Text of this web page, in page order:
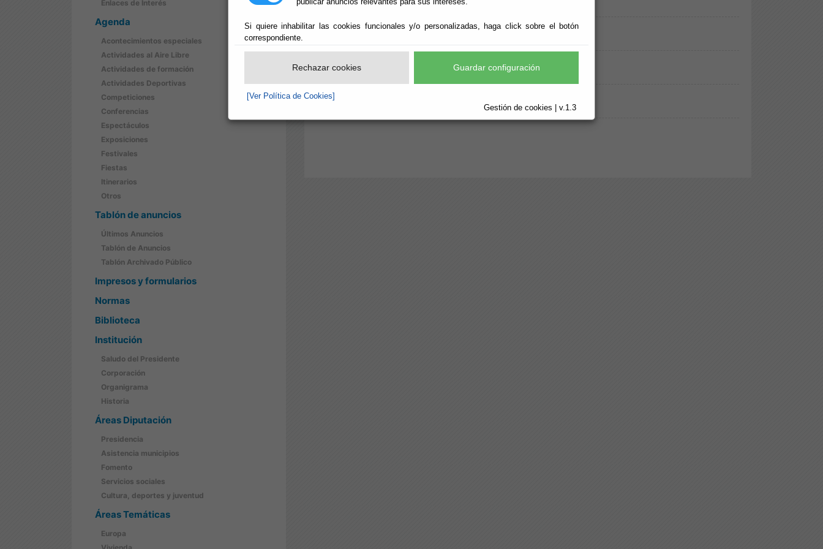
Si quiere inhabilitar las cookies funcionales y/o personalizadas, haga click sobre el botón
correspondiente.
Rechazar cookies Guardar configuración
[Ver Política de Cookies]
Gestión de cookies | v.1.3
Enlaces de Interés
Agenda
Acontecimientos especiales
Actividades al Aire Libre
Actividades de formación
Actividades Deportivas
Competiciones
Conferencias
Espectáculos
Exposiciones
Festivales
Fiestas
Itinerarios
Otros
Tablón de anuncios
Últimos Anuncios
Tablón de Anuncios
Tablón Archivado Público
Impresos y formularios
Normas
Biblioteca
Institución
Saludo del Presidente
Corporación
Organigrama
Historia
Áreas Diputación
Presidencia
Asistencia municipios
Fomento
Servicios sociales
Cultura, deportes y juventud
Áreas Temáticas
Europa
Organigrama
Estructura y Servicios